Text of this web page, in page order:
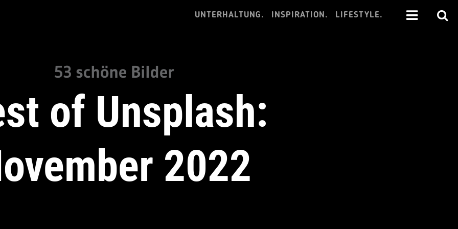
UNTERHALTUNG. INSPIRATION. LIFESTYLE.
53 schöne Bilder
of Unsplash:
2022